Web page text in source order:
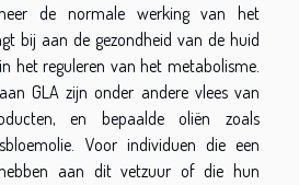
de normale werking van het
bij aan de gezondheid van de huid
het reguleren van het metabolisme.
GLA zijn onder andere vlees van
en bepaalde oliën zoals
Voor individuen die een
aan dit vetzuur of die hun